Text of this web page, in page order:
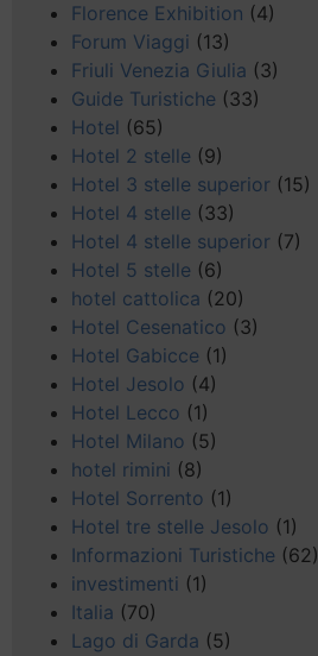
Florence Exhibition (4)
Forum Viaggi (13)
Friuli Venezia Giulia (3)
Guide Turistiche (33)
Hotel (65)
Hotel 2 stelle (9)
Hotel 3 stelle superior (15)
Hotel 4 stelle (33)
Hotel 4 stelle superior (7)
Hotel 5 stelle (6)
hotel cattolica (20)
Hotel Cesenatico (3)
Hotel Gabicce (1)
Hotel Jesolo (4)
Hotel Lecco (1)
Hotel Milano (5)
hotel rimini (8)
Hotel Sorrento (1)
Hotel tre stelle Jesolo (1)
Informazioni Turistiche (62)
investimenti (1)
Italia (70)
Lago di Garda (5)